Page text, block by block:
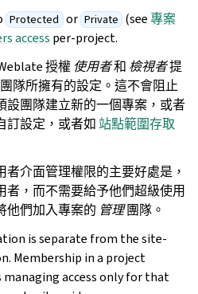
Protected or Private (see專案
access per-project.
授權 使用者和 檢視者提
隊所擁有的設定。這不會阻止
設團隊建立新的一個專案，或者
訂設定，或者如 站點範圍存取
者介面管理權限的主要好處是，
者，而不需要給予他們超級使用
他們加入專案的 管理團隊。
is separate from the site-
Membership in a project
access only for that